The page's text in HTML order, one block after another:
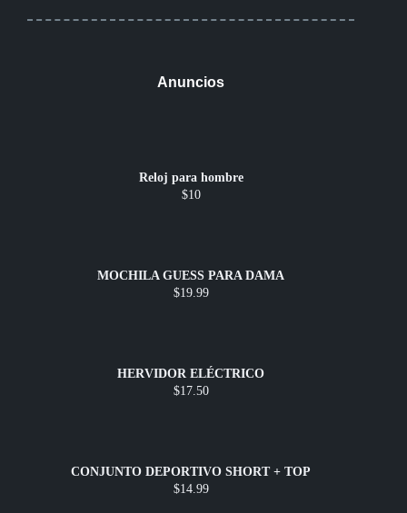
Anuncios
Reloj para hombre
$10
MOCHILA GUESS PARA DAMA
$19.99
HERVIDOR ELÉCTRICO
$17.50
CONJUNTO DEPORTIVO SHORT + TOP
$14.99